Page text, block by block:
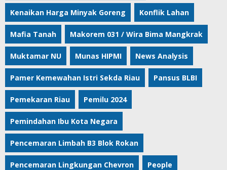
Kenaikan Harga Minyak Goreng Konflik Lahan
Mafia Tanah Makorem 031 / Wira Bima Mangkrak
Muktamar NU Munas HIPMI News Analysis
Pamer Kemewahan Istri Sekda Riau Pansus BLBI
Pemekaran Riau Pemilu 2024
Pemindahan Ibu Kota Negara
Pencemaran Limbah B3 Blok Rokan
Pencemaran Lingkungan Chevron People